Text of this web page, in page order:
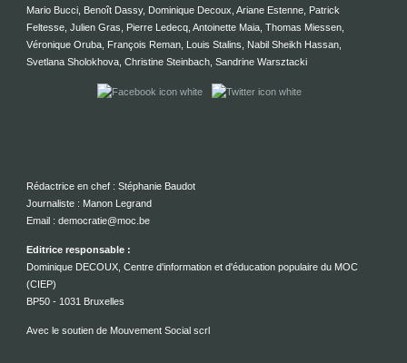
Mario Bucci, Benoît Dassy, Dominique Decoux, Ariane Estenne, Patrick
Feltesse, Julien Gras, Pierre Ledecq, Antoinette Maia, Thomas Miessen,
Véronique Oruba, François Reman, Louis Stalins, Nabil Sheikh Hassan,
Svetlana Sholokhova, Christine Steinbach, Sandrine Warsztacki
Rédactrice en chef : Stéphanie Baudot
Journaliste : Manon Legrand
Email : democratie@moc.be
Editrice responsable :
Dominique DECOUX, Centre d'information et d'éducation populaire du MOC
(CIEP)
BP50 - 1031 Bruxelles
Avec le soutien de Mouvement Social scrl